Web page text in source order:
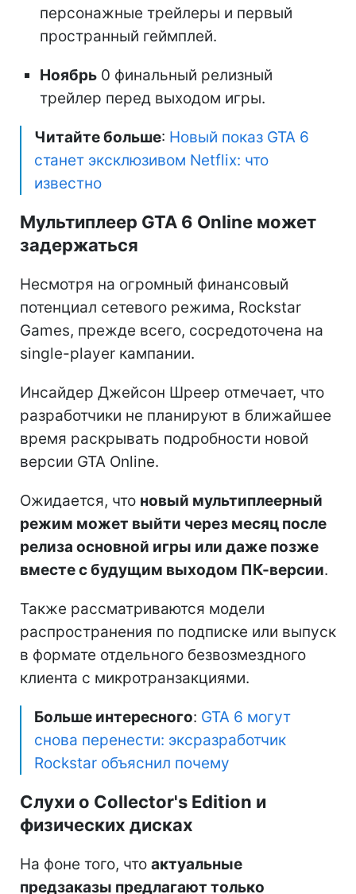
персонажные трейлеры и первый
пространный геймплей.
Ноябрь 0 финальный релизный
трейлер перед выходом игры.
Читайте больше: Новый показ GTA 6
станет эксклюзивом Netflix: что
известно
Мультиплеер GTA 6 Online может
задержаться
Несмотря на огромный финансовый
потенциал сетевого режима, Rockstar
Games, прежде всего, сосредоточена на
single-player кампании.
Инсайдер Джейсон Шреер отмечает, что
разработчики не планируют в ближайшее
время раскрывать подробности новой
версии GTA Online.
Ожидается, что новый мультиплеерный
режим может выйти через месяц после
релиза основной игры или даже позже
вместе с будущим выходом ПК-версии.
Также рассматриваются модели
распространения по подписке или выпуск
в формате отдельного безвозмездного
клиента с микротранзакциями.
Больше интересного: GTA 6 могут
снова перенести: эксразработчик
Rockstar объяснил почему
Слухи о Collector's Edition и
физических дисках
На фоне того, что актуальные
предзаказы предлагают только